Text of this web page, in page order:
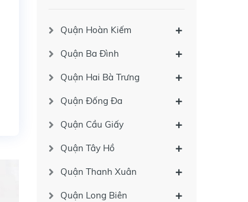
Quận Hoàn Kiếm
Quận Ba Đình
Quận Hai Bà Trưng
Quận Đống Đa
Quận Cầu Giấy
Quận Tây Hồ
Quận Thanh Xuân
Quận Long Biên